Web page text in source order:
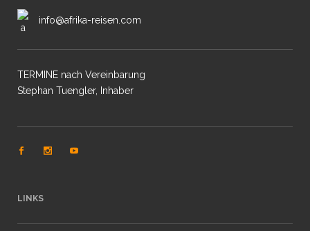
info@afrika-reisen.com
TERMINE nach Vereinbarung
Stephan Tuengler, Inhaber
LINKS